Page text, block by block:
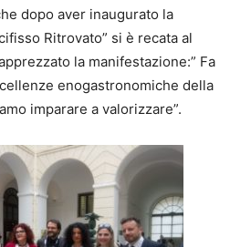
dopo aver inaugurato la
Ritrovato” si è recata al
la manifestazione:” Fa
enogastronomiche della
imparare a valorizzare”.